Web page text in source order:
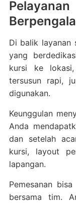
Di balik layanan
yang
kursi ke
tersusun rapi,
digunakan.
Keunggulan
Anda
dan setelah
kursi, layout
lapangan.
Pemesanan
bersama tim.